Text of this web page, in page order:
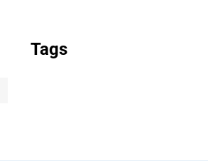
Tags